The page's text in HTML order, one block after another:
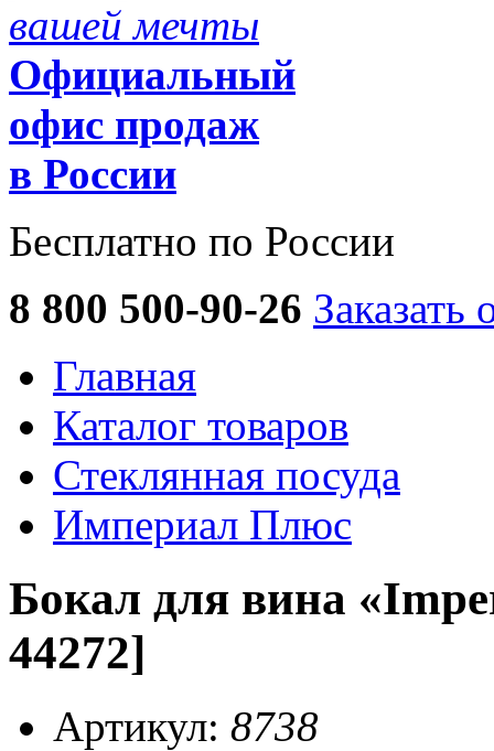
вашей мечты
Официальный
офис продаж
в России
Бесплатно по России
8 800 500-90-26 Заказать
Главная
Каталог товаров
Стеклянная посуда
Империал Плюс
Бокал для вина
44272]
Артикул: 8738